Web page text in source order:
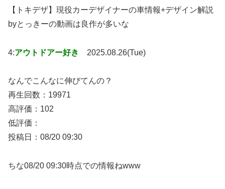
【トキデザ】現役カーデザイナーの車情報+デザイン解説
byとっきーの動画は良作が多いな
4:アウトドアー好き 2025.08.26(Tue)
なんでこんなに伸びてんの？
再生回数：19971
高評価：102
低評価：
投稿日：08/20 09:30
ちな08/20 09:30時点での情報ねwww